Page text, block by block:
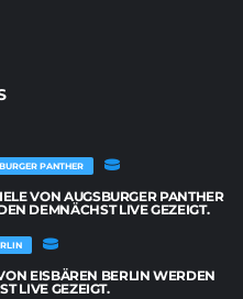
PANTHER
VON AUGSBURGER PANTHER
DEMNÄCHST LIVE GEZEIGT.
EISBÄREN BERLIN WERDEN
LIVE GEZEIGT.